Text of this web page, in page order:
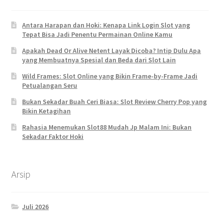
Antara Harapan dan Hoki: Kenapa Link Login Slot yang
Tepat Bisa Jadi Penentu Permainan Online Kamu
Apakah Dead Or Alive Netent Layak Dicoba? Intip Dulu Apa
yang Membuatnya Spesial dan Beda dari Slot Lain
Wild Frames: Slot Online yang Bikin Frame-by-Frame Jadi
Petualangan Seru
Bukan Sekadar Buah Ceri Biasa: Slot Review Cherry Pop yang
Bikin Ketagihan
Rahasia Menemukan Slot88 Mudah Jp Malam Ini: Bukan
Sekadar Faktor Hoki
Arsip
Juli 2026